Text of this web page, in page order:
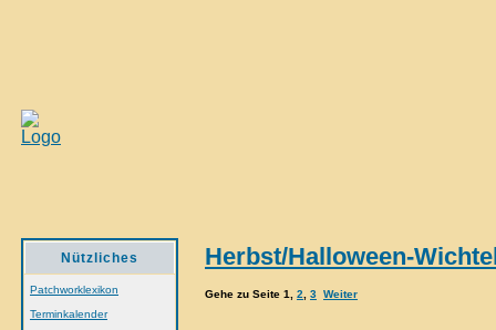
Nützliches
Patchworklexikon
Terminkalender
Herbst/Halloween-
Gehe zu Seite 1 2 3 Weiter